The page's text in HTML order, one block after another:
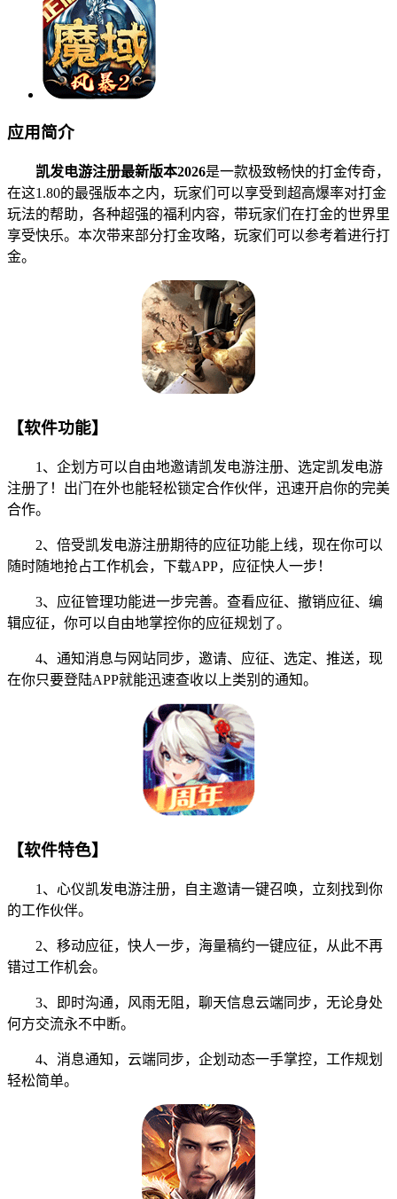
应用简介
凯发电游注册最新版本2026是一款极致畅快的打金传奇，
在这1.80的最强版本之内，玩家们可以享受到超高爆率对打金
玩法的帮助，各种超强的福利内容，带玩家们在打金的世界里
享受快乐。本次带来部分打金攻略，玩家们可以参考着进行打
金。
【软件功能】
1、企划方可以自由地邀请凯发电游注册、选定凯发电游
注册了！出门在外也能轻松锁定合作伙伴，迅速开启你的完美
合作。
2、倍受凯发电游注册期待的应征功能上线，现在你可以
随时随地抢占工作机会，下载APP，应征快人一步！
3、应征管理功能进一步完善。查看应征、撤销应征、编
辑应征，你可以自由地掌控你的应征规划了。
4、通知消息与网站同步，邀请、应征、选定、推送，现
在你只要登陆APP就能迅速查收以上类别的通知。
【软件特色】
1、心仪凯发电游注册，自主邀请一键召唤，立刻找到你
的工作伙伴。
2、移动应征，快人一步，海量稿约一键应征，从此不再
错过工作机会。
3、即时沟通，风雨无阻，聊天信息云端同步，无论身处
何方交流永不中断。
4、消息通知，云端同步，企划动态一手掌控，工作规划
轻松简单。